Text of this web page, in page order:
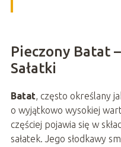
Pieczony Batat
Sałatki
Batat, często określany
o wyjątkowo wysokiej
częściej pojawia się w
sałatek. Jego słodkawy